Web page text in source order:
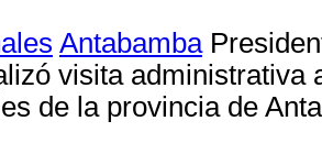
Antabamba
visita administrativa
de la provincia de